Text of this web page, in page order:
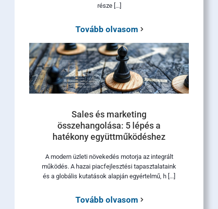
része [...]
Tovább olvasom
Sales és marketing
összehangolása: 5 lépés a
hatékony együttműködéshez
A modern üzleti növekedés motorja az integrált
működés. A hazai piacfejlesztési tapasztalataink
és a globális kutatások alapján egyértelmű, h [...]
Tovább olvasom